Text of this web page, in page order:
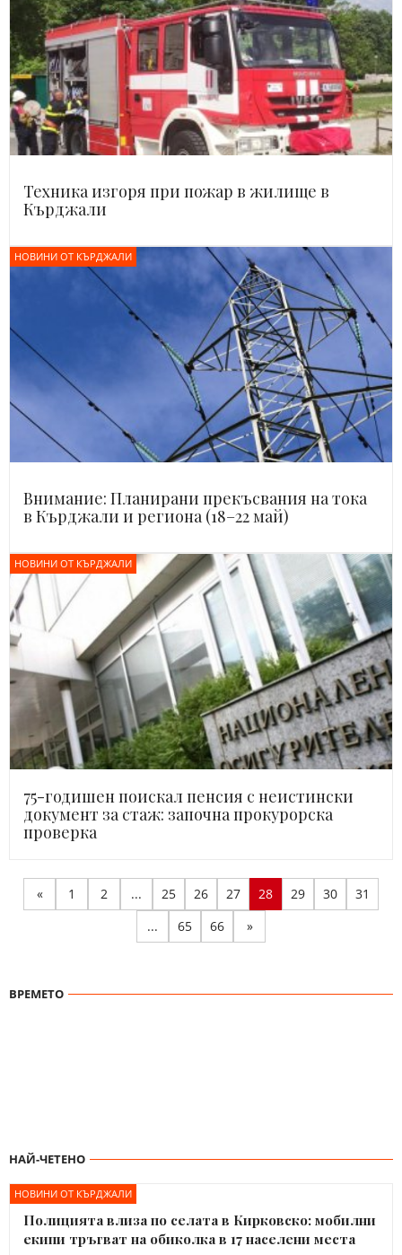
Техника изгоря при пожар в жилище в
Кърджали
НОВИНИ ОТ КЪРДЖАЛИ
Внимание: Планирани прекъсвания на тока
в Кърджали и региона (18–22 май)
НОВИНИ ОТ КЪРДЖАЛИ
75-годишен поискал пенсия с неистински
документ за стаж: започна прокурорска
проверка
« 1 2 ... 25 26 27 28 29 30
31
...
65 66 »
ВРЕМЕТО
НАЙ-ЧЕТЕНО
НОВИНИ ОТ КЪРДЖАЛИ
Полицията влиза по селата в Кирковско: мобилни
екипи тръгват на обиколка в 17 населени места